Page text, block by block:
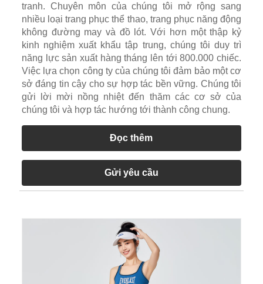
tranh. Chuyên môn của chúng tôi mở rộng sang
nhiều loại trang phục thể thao, trang phục năng động
không đường may và đồ lót. Với hơn một thập kỷ
kinh nghiệm xuất khẩu tập trung, chúng tôi duy trì
năng lực sản xuất hàng tháng lên tới 800.000 chiếc.
Việc lựa chọn công ty của chúng tôi đảm bảo một cơ
sở đáng tin cậy cho sự hợp tác bền vững. Chúng tôi
gửi lời mời nồng nhiệt đến thăm các cơ sở của
chúng tôi và hợp tác hướng tới thành công chung.
Đọc thêm
Gửi yêu cầu